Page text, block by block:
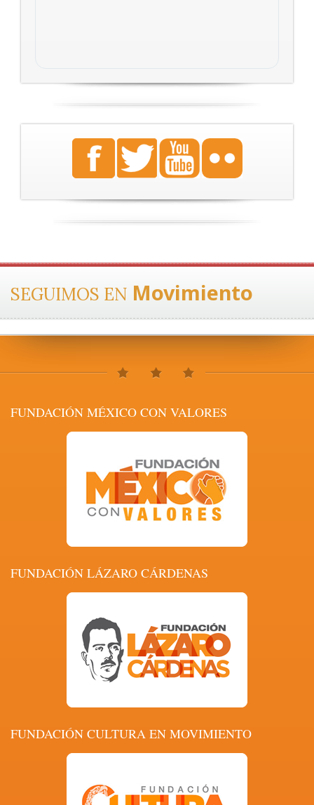
SEGUIMOS EN Movimiento
FUNDACIÓN MÉXICO CON VALORES
FUNDACIÓN LÁZARO CÁRDENAS
FUNDACIÓN CULTURA EN MOVIMIENTO